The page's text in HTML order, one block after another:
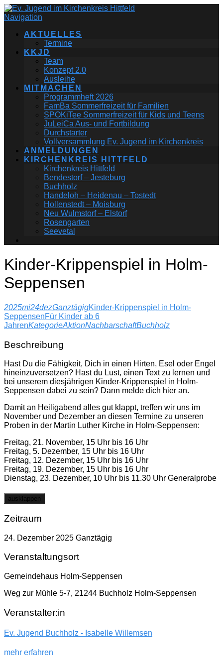
Navigation
AKTUELLES
Termine
KKJD
Team
Konzept 2.0
Ausleihe
MITMACHEN
Programmheft 2026
FamBa Sommerfreizeit für Familien
SPOKiTee Sommerfreizeit für Kids und Teens
JuLeiCa Aus- und Fortbildung
Durchstarter
Vollversammlung Ev. Jugend im Kirchenkreis
ANMELDUNGEN
KIRCHENKREIS HITTFELD
Kirchenkreis Hittfeld
Bendestorf – Jesteburg
Buchholz
Handeloh – Heidenau – Tostedt
Hollenstedt – Moisburg
Neu Wulmstorf – Elstorf
Rosengarten
Seevetal
Kinder-Krippenspiel in Holm-
Seppensen
2025mi24dezGanztägigKinder-Krippenspiel in Holm-
SeppensenFür Kinder ab 6
JahrenKategorieAktionNachbarschaftBuchholz
Beschreibung
Hast Du die Fähigkeit, Dich in einen Hirten, Esel oder Engel
hineinzuversetzen? Hast du Lust, einen Text zu lernen und
bei unserem diesjährigen Kinder-Krippenspiel in Holm-
Seppensen dabei zu sein? Dann melde dich hier an.
Damit an Heiligabend alles gut klappt, treffen wir uns im
November und Dezember an diesen Termine zu unseren
Proben in der Martin Luther Kirche in Holm-Seppensen:
Freitag, 21. November, 15 Uhr bis 16 Uhr
Freitag, 5. Dezember, 15 Uhr bis 16 Uhr
Freitag, 12. Dezember, 15 Uhr bis 16 Uhr
Freitag, 19. Dezember, 15 Uhr bis 16 Uhr
Dienstag, 23. Dezember, 10 Uhr bis 11.30 Uhr Generalprobe
ausklappen
Zeitraum
24. Dezember 2025 Ganztägig
Veranstaltungsort
Gemeindehaus Holm-Seppensen
Weg zur Mühle 5-7, 21244 Buchholz Holm-Seppensen
Veranstalter:in
Ev. Jugend Buchholz - Isabelle Willemsen
mehr erfahren